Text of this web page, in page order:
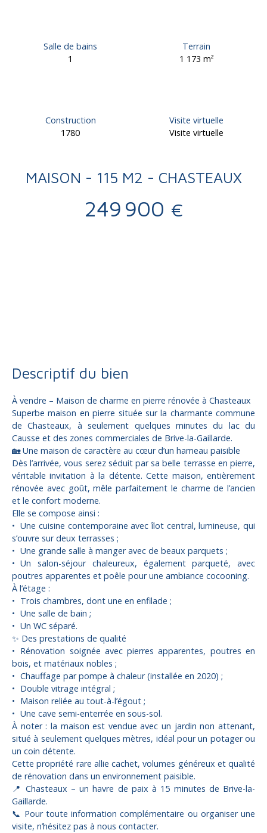
Salle de bains
1
Terrain
1 173 m²
Construction
1780
Visite virtuelle
Visite virtuelle
MAISON - 115 M2 - CHASTEAUX
249 900 €
Descriptif du bien
À vendre – Maison de charme en pierre rénovée à Chasteaux
Superbe maison en pierre située sur la charmante commune
de Chasteaux, à seulement quelques minutes du lac du
Causse et des zones commerciales de Brive-la-Gaillarde.
🏡 Une maison de caractère au cœur d’un hameau paisible
Dès l’arrivée, vous serez séduit par sa belle terrasse en pierre,
véritable invitation à la détente. Cette maison, entièrement
rénovée avec goût, mêle parfaitement le charme de l’ancien
et le confort moderne.
Elle se compose ainsi :
Une cuisine contemporaine avec îlot central, lumineuse, qui
s’ouvre sur deux terrasses ;
Une grande salle à manger avec de beaux parquets ;
Un salon-séjour chaleureux, également parqueté, avec
poutres apparentes et poêle pour une ambiance cocooning.
À l’étage :
Trois chambres, dont une en enfilade ;
Une salle de bain ;
Un WC séparé.
✨ Des prestations de qualité
Rénovation soignée avec pierres apparentes, poutres en
bois, et matériaux nobles ;
Chauffage par pompe à chaleur (installée en 2020) ;
Double vitrage intégral ;
Maison reliée au tout-à-l’égout ;
Une cave semi-enterrée en sous-sol.
À noter : la maison est vendue avec un jardin non attenant,
situé à seulement quelques mètres, idéal pour un potager ou
un coin détente.
Cette propriété rare allie cachet, volumes généreux et qualité
de rénovation dans un environnement paisible.
📍 Chasteaux – un havre de paix à 15 minutes de Brive-la-
Gaillarde.
📞 Pour toute information complémentaire ou organiser une
visite, n’hésitez pas à nous contacter.